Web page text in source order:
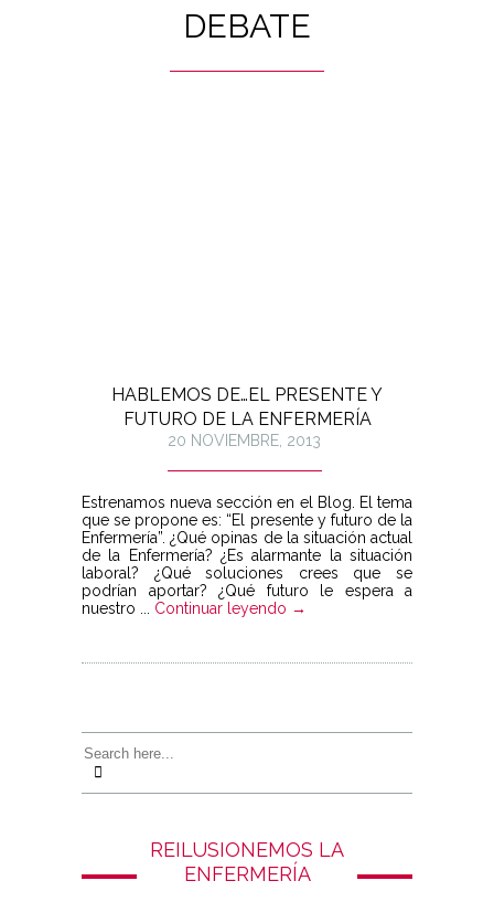
DEBATE
HABLEMOS DE…EL PRESENTE Y
FUTURO DE LA ENFERMERÍA
20 NOVIEMBRE, 2013
Estrenamos nueva sección en el Blog. El tema
que se propone es: “El presente y futuro de la
Enfermería”. ¿Qué opinas de la situación actual
de la Enfermería? ¿Es alarmante la situación
laboral? ¿Qué soluciones crees que se
podrían aportar? ¿Qué futuro le espera a
nuestro ... Continuar leyendo →
REILUSIONEMOS LA
ENFERMERÍA